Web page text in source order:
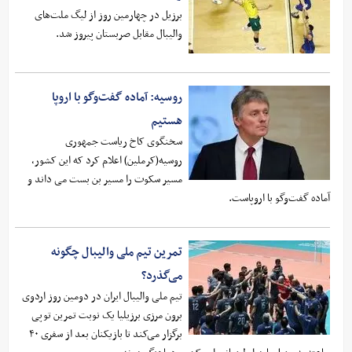
برزیل در چهارمین روز از لیگ ملت‌های
والیبال مقابل صربستان پیروز شد.
روسیه: آماده گفت‌وگو با اروپا
هستیم
سخنگوی کاخ ریاست جمهوری
روسیه(کرملین) اعلام کرد که این کشور،
مسیر سکوت را مسیر بن بست می داند و
آماده گفت‌وگو با اروپاست.
تمرین تیم ملی والیبال چگونه
می‌گذرد؟
تیم ملی والیبال ایران در دومین روز اردوی
برون مرزی برزیلیا یک نوبت تمرین توپی
برگزار می‌کند تا بازیکنان بعد از سفری ۴۰